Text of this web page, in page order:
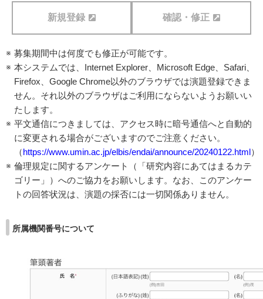
新規登録 確認・修正
募集期間中は何度でも修正が可能です。
本システムでは、Internet Explorer、Microsoft Edge、Safari、
Firefox、Google Chrome以外のブラウザでは演題登録できま
せん。それ以外のブラウザはご利用にならないようお願いい
たします。
平文通信につきましては、アクセス時に暗号通信へと自動的
に変更される場合がございますのでご注意ください。
（https://www.umin.ac.jp/elbis/endai/announce/20240122.html）
倫理規定に関するアンケート（「研究内容にあてはまるカテ
ゴリー」）へのご協力をお願いします。なお、このアンケー
トの回答状況は、演題の採否には一切関係ありません。
所属機関番号について